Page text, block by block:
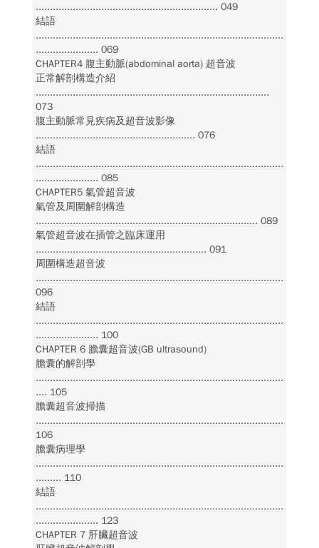
................................................................ 049
結語
.......................................................................................
...................... 069
CHAPTER4 腹主動脈(abdominal aorta) 超音波
正常解剖構造介紹
..................................................................................
073
腹主動脈常見疾病及超音波影像
........................................................ 076
結語
.......................................................................................
...................... 085
CHAPTER5 氣管超音波
氣管及周圍解剖構造
.............................................................................. 089
氣管超音波在插管之臨床運用
............................................................ 091
周圍構造超音波
.......................................................................................
096
結語
.......................................................................................
...................... 100
CHAPTER 6 膽囊超音波(GB ultrasound)
膽囊的解剖學
.......................................................................................
.... 105
膽囊超音波掃描
.......................................................................................
106
膽囊病理學
.......................................................................................
......... 110
結語
.......................................................................................
...................... 123
CHAPTER 7 肝臟超音波